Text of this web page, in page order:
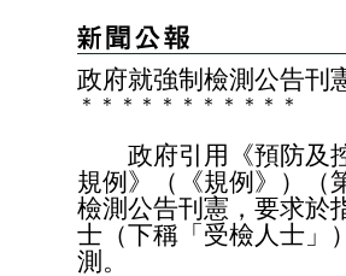
政府就強制檢測公告刊
＊ ＊ ＊ ＊ ＊ ＊ ＊ ＊ ＊ ＊ ＊
政府引用《預防及控
規例》（《規例》）（
檢測公告刊憲，要求於
士（下稱「受檢人士」
測。